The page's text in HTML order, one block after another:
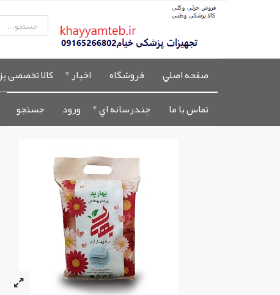
صفحه اصلي فروشگاه اخبار کالا تخصصی
تماس با ما
چندرسانه اي ورود جستجو